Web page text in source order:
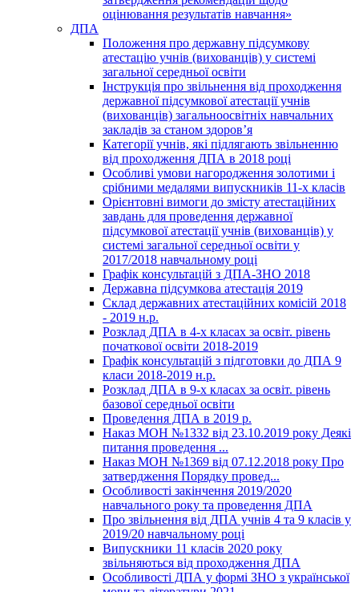
оцінювання результатів навчання»
ДПА
Положення про державну підсумкову
атестацію учнів (вихованців) у системі
загальної середньої освіти
Інструкція про звільнення від проходження
державної підсумкової атестації учнів
(вихованців) загальноосвітніх навчальних
закладів за станом здоров’я
Категорії учнів, які підлягають звільненню
від проходження ДПА в 2018 році
Особливі умови нагородження золотими і
срібними медалями випускників 11-х класів
Орієнтовні вимоги до змісту атестаційних
завдань для проведення державної
підсумкової атестації учнів (вихованців) у
системі загальної середньої освіти у
2017/2018 навчальному році
Графік консультацій з ДПА-ЗНО 2018
Державна підсумкова атестація 2019
Склад державних атестаційних комісій 2018
- 2019 н.р.
Розклад ДПА в 4-х класах за освіт. рівень
початкової освіти 2018-2019
Графік консультацій з підготовки до ДПА 9
класи 2018-2019 н.р.
Розклад ДПА в 9-х класах за освіт. рівень
базової середньої освіти
Проведення ДПА в 2019 р.
Наказ МОН №1332 від 23.10.2019 року Деякі
питання проведення ...
Наказ МОН №1369 від 07.12.2018 року Про
затвердження Порядку провед...
Особливості закінчення 2019/2020
навчального року та проведення ДПА
Про звільнення від ДПА учнів 4 та 9 класів у
2019/20 навчальному році
Випускники 11 класів 2020 року
звільняються від проходження ДПА
Особливості ДПА у формі ЗНО з української